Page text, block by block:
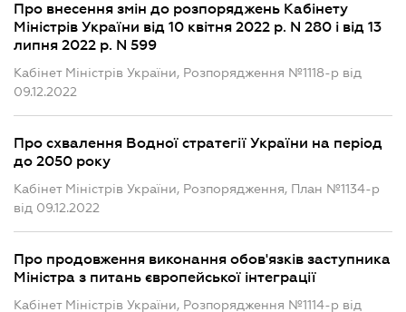
Про внесення змін до розпоряджень Кабінету
Міністрів України від 10 квітня 2022 р. N 280 і від 13
липня 2022 р. N 599
Кабінет Міністрів України, Розпорядження №1118-р від
09.12.2022
Про схвалення Водної стратегії України на період
до 2050 року
Кабінет Міністрів України, Розпорядження, План №1134-р
від 09.12.2022
Про продовження виконання обов'язків заступника
Міністра з питань європейської інтеграції
Кабінет Міністрів України, Розпорядження №1114-р від